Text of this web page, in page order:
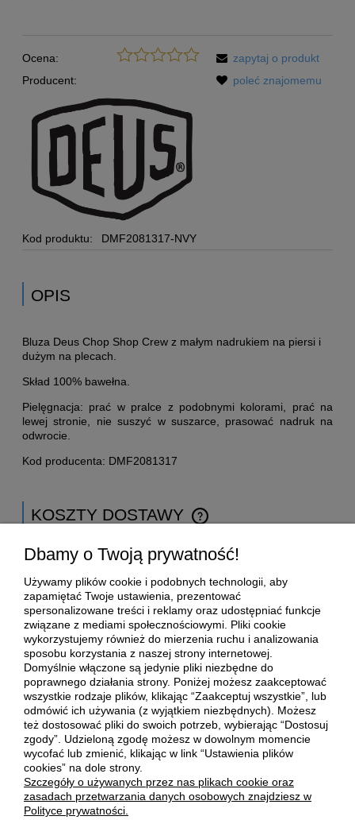
Ocena:
Producent:
Kod produktu: DMF2081317-NVY
zapytaj o produkt
poleć znajomemu
OPIS
Bluza Deus Chop Shop Crew z małym nadrukiem na piersi i
dużym na plecach.
Skład 100% bawełna.
Pielęgnacja: prać w pralce z podobnymi kolorami, prać na
lewej stronie, nie suszyć w suszarce, prasować nadruk na
odwrocie.
Kod producenta: DMF2081317
KOSZTY DOSTAWY
CENA NIE ZAWIERA EWENTUALNYCH KOSZTÓW
Kraj wysyłki:
Inpost Paczkomaty. 15,00 zł
Kurier DPD 17,99 zł
POMOC
MOJE KONTO
PŁATNOŚCI I DOSTAWA
Dbamy o Twoją prywatność!
Używamy plików cookie i podobnych technologii, aby
zapamiętać Twoje ustawienia, prezentować
spersonalizowane treści i reklamy oraz udostępniać funkcje
związane z mediami społecznościowymi. Pliki cookie
wykorzystujemy również do mierzenia ruchu i analizowania
sposobu korzystania z naszej strony internetowej.
Domyślnie włączone są jedynie pliki niezbędne do
poprawnego działania strony. Poniżej możesz zaakceptować
wszystkie rodzaje plików, klikając “Zaakceptuj wszystkie”, lub
odmówić ich używania (z wyjątkiem niezbędnych). Możesz
też dostosować pliki do swoich potrzeb, wybierając “Dostosuj
zgody”. Udzieloną zgodę możesz w dowolnym momencie
wycofać lub zmienić, klikając w link “Ustawienia plików
cookies” na dole strony.
Szczegóły o używanych przez nas plikach cookie oraz
zasadach przetwarzania danych osobowych znajdziesz w
Polityce prywatności.